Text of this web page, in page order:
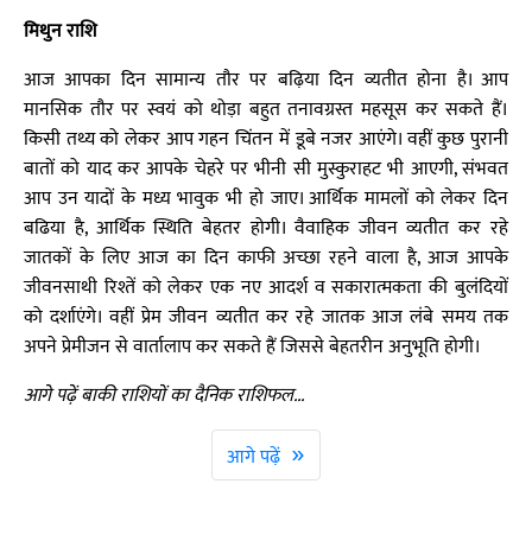
मिथुन राशि
आज आपका दिन सामान्य तौर पर बढ़िया दिन व्यतीत होना है। आप
मानसिक तौर पर स्वयं को थोड़ा बहुत तनावग्रस्त महसूस कर सकते हैं।
किसी तथ्य को लेकर आप गहन चिंतन में डूबे नजर आएंगे। वहीं कुछ पुरानी
बातों को याद कर आपके चेहरे पर भीनी सी मुस्कुराहट भी आएगी, संभवत
आप उन यादों के मध्य भावुक भी हो जाए। आर्थिक मामलों को लेकर दिन
बढिया है, आर्थिक स्थिति बेहतर होगी। वैवाहिक जीवन व्यतीत कर रहे
जातकों के लिए आज का दिन काफी अच्छा रहने वाला है, आज आपके
जीवनसाथी रिश्तें को लेकर एक नए आदर्श व सकारात्मकता की बुलंदियों
को दर्शाएंगे। वहीं प्रेम जीवन व्यतीत कर रहे जातक आज लंबे समय तक
अपने प्रेमीजन से वार्तालाप कर सकते हैं जिससे बेहतरीन अनुभूति होगी।
आगे पढ़ें बाकी राशियों का दैनिक राशिफल...
आगे पढ़ें »